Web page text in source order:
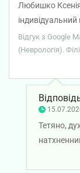
Любишко
індивідуальний
спрацює. Мудре
та можливості
своєму житті
Відгук з Google
(Неврологія).
Тетяно,
лікарем-
для вас